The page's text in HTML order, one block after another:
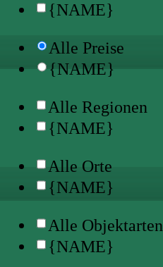
{NAME}
Alle Preise
{NAME}
Alle Regionen
{NAME}
Alle Orte
{NAME}
Alle Objektarten
{NAME}